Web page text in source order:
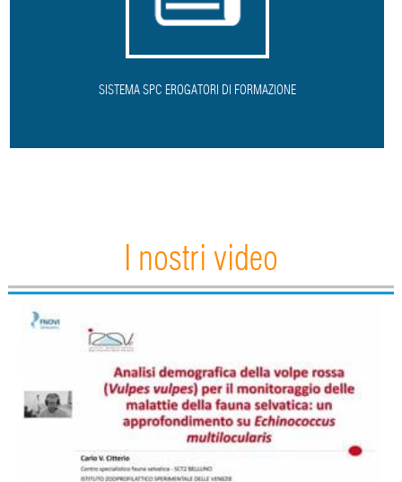
SISTEMA SPC EROGATORI DI FORMAZIONE
I nostri video